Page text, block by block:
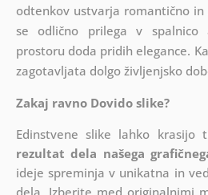
odtenkov ustvarja romantično in
se odlično prilega v
prostoru doda pridih elegance.
zagotavljata dolgo življenjsko
Zakaj ravno Dovido slike?
Edinstvene slike lahko krasijo
rezultat dela našega
ideje spreminja v unikatna in